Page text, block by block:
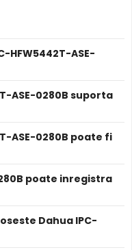
inclusa
singur cablu UTP/FTP din
HFW5442T-ASE-
ASE-0280B suporta
ASE-0280B poate fi
poate inregistra
Dahua IPC-